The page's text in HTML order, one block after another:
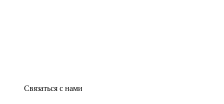
Связаться с нами